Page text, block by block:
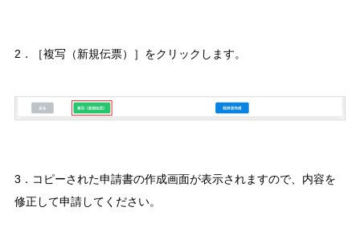
2．［複写（新規伝票）］をクリックします。
3．コピーされた申請書の作成画面が表示されますので、内容を
修正して申請してください。